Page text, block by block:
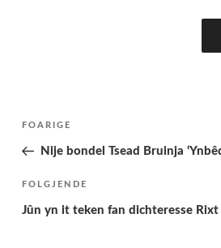
Berichtnavigatie
Folgjende
pagina
FOARIGE
Nije bondel Tsead Bruinja
Folgjend
berjocht
FOLGJENDE
Jûn yn it teken fan dichteresse Rixt